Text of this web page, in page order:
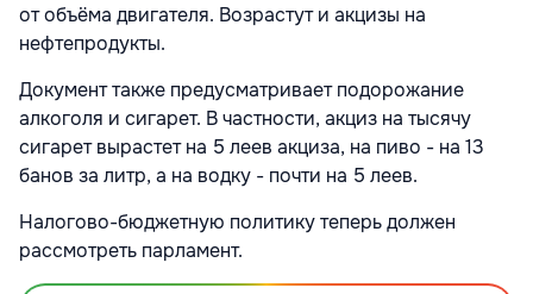
от объёма двигателя. Возрастут и акцизы на
нефтепродукты.
Документ также предусматривает подорожание
алкоголя и сигарет. В частности, акциз на тысячу
сигарет вырастет на 5 леев акциза, на пиво - на 13
банов за литр, а на водку - почти на 5 леев.
Налогово-бюджетную политику теперь должен
рассмотреть парламент.